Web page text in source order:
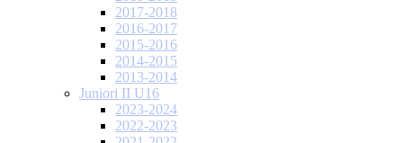
2017-2018
2016-2017
2015-2016
2014-2015
2013-2014
Juniori II U16
2023-2024
2022-2023